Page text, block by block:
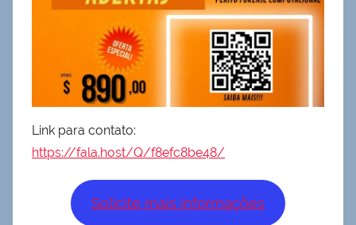
Link para contato:
https://fala.host/Q/f8efc8be48/
Solicite mais informações